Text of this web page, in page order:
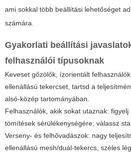
ami sokkal több beállítási lehetőséget
számára.
Gyakorlati beállítási
felhasználói típusoknak
Keveset gőzölők, ízorientált
ellenállású tekercset, tartsd a
alsó-közép tartományában.
Felhasználók, akik sokat utaznak:
tömítések sérülékenységére; válassz
Verseny- és felhővadászok: nagy
ellenállású mesh/duál-tekercs, széles